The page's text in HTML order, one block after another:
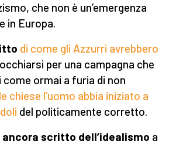
che non è un’emergenza
in Europa.
di come gli Azzurri avrebbero
per una campagna che
come ormai a furia di non
chiese l’uomo abbia iniziato a
del politicamente corretto.
ancora scritto dell’idealismo a